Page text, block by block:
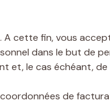
cette fin, vous
dans le but de
et, le cas échéant,
de